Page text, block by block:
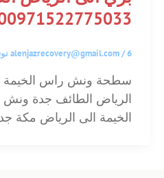
alenjazrecovery@gmail.com/6 نوفمبر، 2024
سطحة ونش راس الخيمة
الرياض الطائف جدة
الخيمة الى الرياض مكة